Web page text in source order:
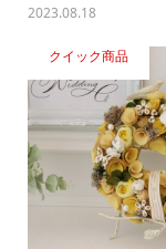
2023.08.18
クイック商品